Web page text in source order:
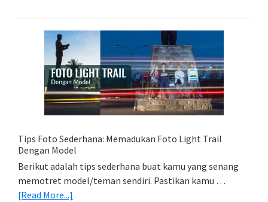
Memori
Tepat
Untuk
Kamera
Kamu
Tips Foto Sederhana: Memadukan Foto Light Trail
Dengan Model
Berikut adalah tips sederhana buat kamu yang senang
memotret model/teman sendiri. Pastikan kamu …
[Read More...]